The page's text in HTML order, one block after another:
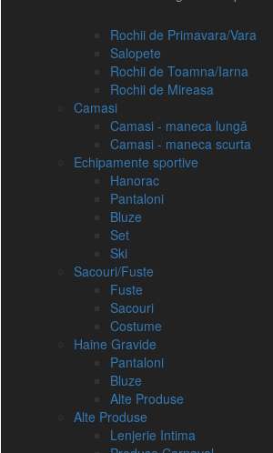
Rochii de Primavara/Vara
Salopete
Rochii de Toamna/Iarna
Rochii de Mireasa
Camasi
Camasi - maneca lungă
Camasi - maneca scurta
Echipamente sportive
Hanorac
Pantaloni
Bluze
Set
Ski
Sacouri/Fuste
Fuste
Sacouri
Costume
Haine Gravide
Pantaloni
Bluze
Alte Produse
Alte Produse
Lenjerie Intima